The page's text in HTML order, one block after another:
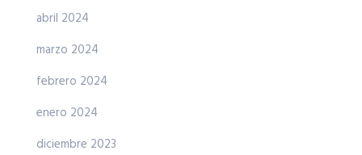
abril 2024
marzo 2024
febrero 2024
enero 2024
diciembre 2023